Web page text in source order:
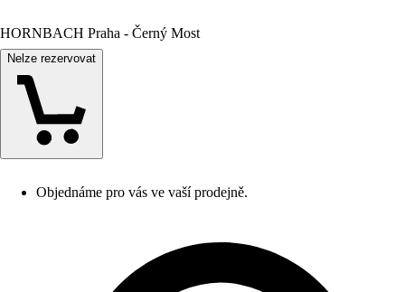
HORNBACH Praha - Černý Most
Nelze rezervovat
Objednáme pro vás ve vaší prodejně.